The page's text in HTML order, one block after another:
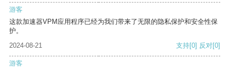
游客
这款加速器VPM应用程序已经为我们带来了无限的隐私保护和安全性保
护。
2024-08-21
支持[0] 反对[0]
游客